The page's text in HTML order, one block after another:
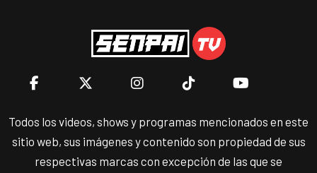
Todos los videos, shows y programas mencionados en este
sitio web, sus imágenes y contenido son propiedad de sus
respectivas marcas con excepción de las que se